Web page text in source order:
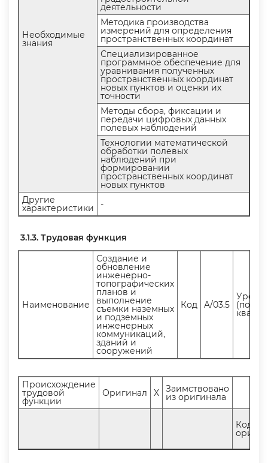
Необходимые
знания
деятельности
Методика производства
измерений для определения
пространственных координат
Специализированное
программное обеспечение для
уравнивания полученных
пространственных координат
новых пунктов и оценки их
точности
Методы сбора, фиксации и
передачи цифровых данных
полевых наблюдений
Технологии математической
обработки полевых
наблюдений при
формировании
пространственных координат
новых пункто
Другие
характеристики -
3.1.3. Трудовая функция
Наименование
Создание и
обновление
инженерно-
топографических
планов и
ыполнение
съемки наземных
и подземных
инженерных
коммуникаций,
зданий и
сооружений
Код A/03.5
Происхождение
трудовой
функции
Оригинал X Заимствовано
из оригинала
Код